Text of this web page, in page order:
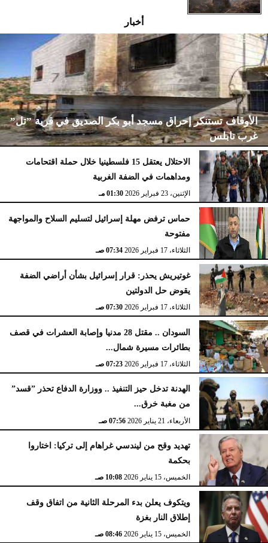
أخبار
الأوقاف تستنكر إحراق مسجد أبو بكر الصديق في قرية ”تل”
غرب نابلس
الإثنين، 23 فبراير 2026 02:15 مـ
الاحتلال يعتقل 15 فلسطينيا خلال حملة اقتحامات
ومداهمات في الضفة الغربية
الإثنين، 23 فبراير 2026 01:30 مـ
حماس ترفض مهلة إسرائيل لتسليم السلاح والمواجهة
مفتوحة
الثلاثاء، 17 فبراير 2026 07:34 صـ
غوتيريش يحذر: قرار إسرائيل بشأن أراضي الضفة
يقوض حل الدولتين
الثلاثاء، 17 فبراير 2026 07:30 صـ
السودان .. مقتل 28 مدنيا وإصابة العشرات في قصف
بطائرات مسيرة شمال...
الثلاثاء، 17 فبراير 2026 07:23 صـ
الهدنة تدخل حيز التنفيذ .. ووزارة الدفاع تحذر ”قسد”
من مغبة خرق...
الأربعاء، 21 يناير 2026 07:56 صـ
تهديد وقح من ليندسي غراهام إلى تركيا: اختاروا
بحكمة
الخميس، 15 يناير 2026 10:08 صـ
ويتكوف يعلن بدء المرحلة الثانية من اتفاق وقف
إطلاق النار بغزة
الخميس، 15 يناير 2026 08:46 صـ